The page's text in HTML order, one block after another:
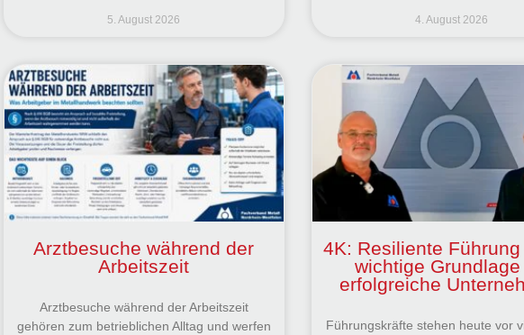
5. August 2026 4. August 2026
Arztbesuche während der
Arbeitszeit
Arztbesuche während der Arbeitszeit
gehören zum betrieblichen Alltag und werfen
4K: Resiliente
wichtige
erfolgreiche
Führungskräfte stehen heute vor